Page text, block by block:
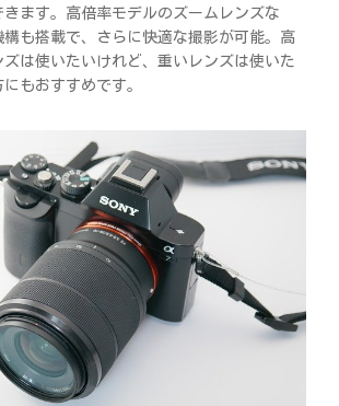
ます。高倍率モデルのズームレンズな
構も搭載で、さらに快適な撮影が可能。高
は使いたいけれど、重いレンズは使いた
もおすすめです。